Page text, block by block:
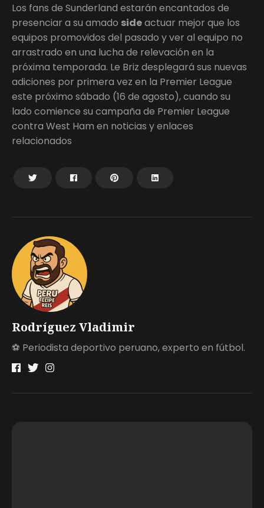
Rodríguez Vladimir
⚽ Periodista deportivo peruano, experto en fútbol.
Los fans de Sunderland estarán encantados de
presenciar a su amado sideactuar mejor que los
equipos promovidos del pasado y ver al equipo no
arrastrado en una lucha de relevación en la
próxima temporada. Le Briz desplegará sus nuevas
adiciones por primera vez en la Premier League
este próximo sábado (16 de agosto), cuando su
lado comience su campaña de Premier League
contra West Ham en noticias y enlaces
relacionados